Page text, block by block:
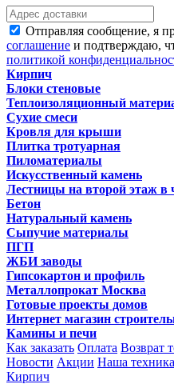
Отправляя сообщение, я
соглашение и подтверждаю,
политикой
Кирпич
Блоки стеновые
Теплоизоляционный
Сухие смеси
Кровля для крыши
Плитка тротуарная
Пиломатериалы
Искусственный камень
Лестницы на второй этаж в
Бетон
Натуральный камень
Сыпучие материалы
ПГП
ЖБИ заводы
Гипсокартон и профиль
Металлопрокат Москва
Готовые проекты домов
Интернет магазин
Камины и печи
Как заказать Оплата Возврат
Новости Акции Наша техника
Кирпич